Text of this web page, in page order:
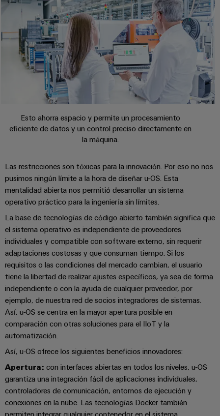
dispositivos
Hidrógeno
El
hidrógeno
como
tecnología
clave
para
la
transición
Infraestructura
Soluciones
para
las
necesidades
específicas
la
infraestructura
de
edificios
Fabricación
de
cuadros
eléctricos
para
los
retos
de
la
fabricación
de
cuadros
eléctricos
de
gestión
de
la
energía
Power
Plant
Controller
Fabricante
dispositivos
Bornes
y
conectores
para
circuito
impreso
Servicios
de
conectores
para
circuito
impreso
Fabricante
de
dispositivos
originales
(OEM)
combiner
boxes
Distribuidores
de
bus
de
campo
Automatización
Monitorizadores
Sistemas
de
E/S
Ethernet
industrial
Paneles
táctiles
Herramientas
de
ingeniería
y
visualización
Medición
de
energía
pedido
digital
eShop
Interfaz
OCI
Interfaz
Eventos
y
ferias
Ferias
globales
y
eventos
Ferias
Locales
Digital
Carreras
profesionales
Aceptamos
Desafíos
Es
Becarios
Esto ahorra espacio y permite un procesamiento
eficiente de datos y un control preciso directamente en
la máquina.
Las restricciones son tóxicas para la innovación. Por eso no nos
pusimos ningún límite a la hora de diseñar u-OS. Esta
mentalidad abierta nos permitió desarrollar un sistema
operativo práctico para la ingeniería sin límites.
La base de tecnologías de código abierto también significa que
el sistema operativo es independiente de proveedores
individuales y compatible con software externo, sin requerir
adaptaciones costosas y que consuman tiempo. Si los
requisitos o las condiciones del mercado cambian, el usuario
tiene la libertad de realizar ajustes específicos, ya sea de forma
independiente o con la ayuda de cualquier proveedor, por
ejemplo, de nuestra red de socios integradores de sistemas.
Así, u-OS se centra en la mayor apertura posible en
comparación con otras soluciones para el IIoT y la
automatización.
Así, u-OS ofrece los siguientes beneficios innovadores:
Apertura: con interfaces abiertas en todos los niveles, u-OS
garantiza una integración fácil de aplicaciones individuales,
controladores de comunicación, entornos de ejecución y
conexiones en la nube. Las tecnologías Docker también